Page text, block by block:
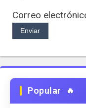
Correo
Popular